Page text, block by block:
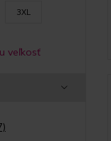
3XL
veľkosť